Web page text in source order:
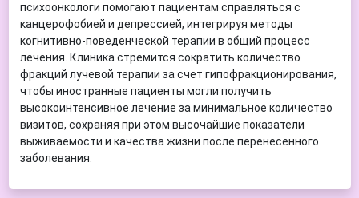
психоонкологи помогают пациентам справляться с
канцерофобией и депрессией, интегрируя методы
когнитивно-поведенческой терапии в общий процесс
лечения. Клиника стремится сократить количество
фракций лучевой терапии за счет гипофракционирования,
чтобы иностранные пациенты могли получить
высокоинтенсивное лечение за минимальное количество
визитов, сохраняя при этом высочайшие показатели
выживаемости и качества жизни после перенесенного
заболевания.